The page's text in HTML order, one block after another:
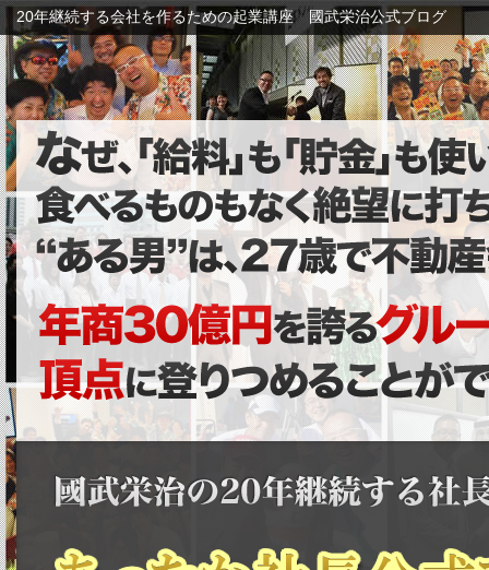
20年継続する会社を作るための起業講座 國武栄治公式ブログ